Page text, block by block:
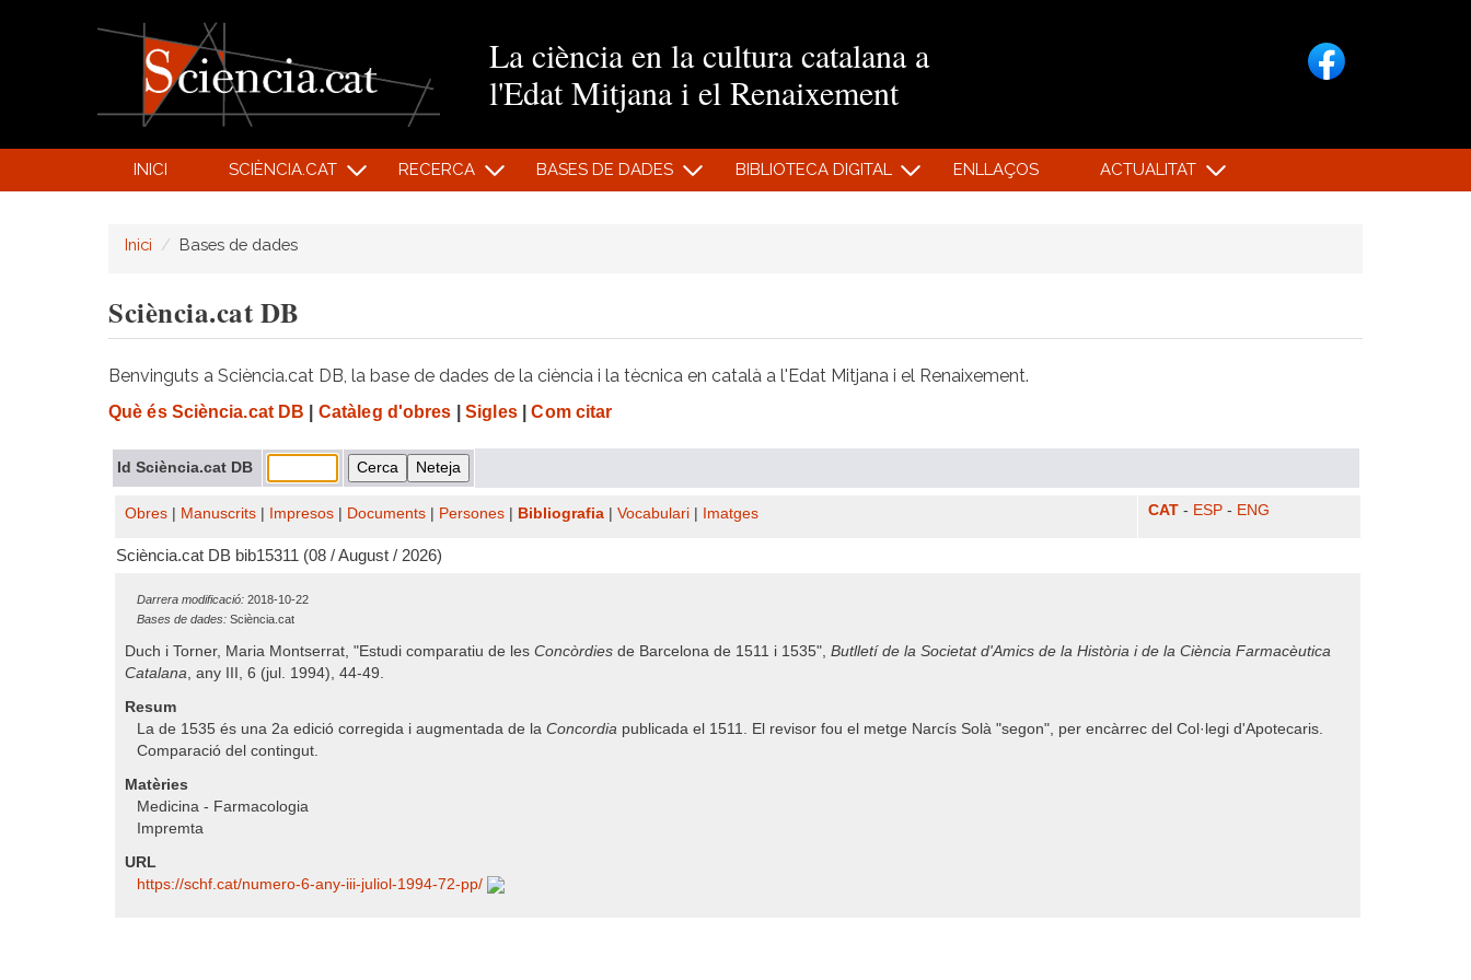
La ciència en la cultura catalana a
l'Edat Mitjana i el Renaixement
INICI SCIÈNCIA.CAT RECERCA BASES DE DADES BIBLIOTECA DIGITAL ENLLAÇOS ACTUALITAT
Inici Bases de dades
Sciència.cat DB
Benvinguts a Sciència.cat DB, la base de dades de la ciència i la tècnica en català a l'Edat Mitjana i el Renaixement.
Què és Sciència.cat DB Catàleg d'obres Sigles| Com citar
Id Sciència.cat DB
Obres Manuscrits Impresos Documents Persones Bibliografia Vocabulari Imatges CAT - ESP - ENG
Sciència.cat DB bib15311 (08 / August / 2026)
Darrera modificació: 2018-10-22
Bases de dades: Sciència.cat
Duch i Torner, Maria Montserrat, "Estudi comparatiu de les Concòrdies de Barcelona de 1511 i 1535", Butlletí de la Societat d'Amics de la Història i de la Ciència Farmacèutica
Catalana, any III, 6 (jul. 1994), 44-49.
Resum
La de 1535 és una 2a edició corregida i augmentada de la Concordia publicada el 1511. El revisor fou el metge Narcís Solà "segon", per encàrrec del Col·legi d'Apotecaris.
Comparació del contingut.
Matèries
Medicina - Farmacologia
Impremta
URL
https:/​/​schf.cat/​numero-6-any-iii-juliol-1994-72-pp/​